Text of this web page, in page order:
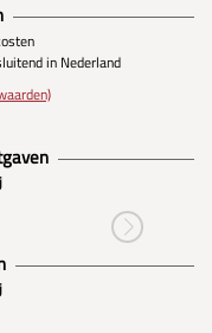
in Nederland